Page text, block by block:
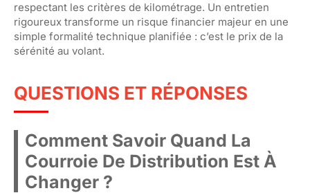
respectant les critères de kilométrage. Un entretien
rigoureux transforme un risque financier majeur en une
simple formalité technique planifiée : c’est le prix de la
sérénité au volant.
QUESTIONS ET RÉPONSES
Comment Savoir Quand La
Courroie De Distribution Est À
Changer ?